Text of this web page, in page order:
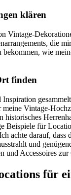
klären
Vintage-
die
bekommen, wie
finden
meine Vintage-
historisches
Beispiele für
achte darauf, dass
und
und Accessoires
für